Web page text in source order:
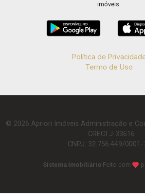
imóveis.
Política de
Termo de Uso
© 2026 Apriori Imóveis Administração e
- CRECI J-33616
CNPJ: 32.756.449/0001-
Sistema Imobiliário Feito com